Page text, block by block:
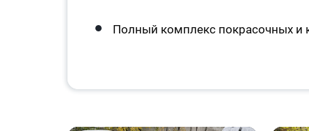
Полный комплекс покрасочных и